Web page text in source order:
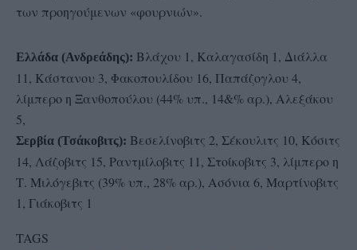
των προηγούμενων «φουρνιών».
Ελλάδα (Ανδρεάδης): Βλάχου 1, Καλαγασίδη 1, Διάλλα
11, Κάστανου 3, Φακοπουλίδου 16, Παπάζογλου 4,
λίμπερο η Ξανθοπούλου (44% υπ., 14&% αρ.), Αλεξάκου
5,
Σερβία (Τσάκοβιτς): Βεσελίνοβιτς 2, Σέκουλιτς 10, Κόσιτς
14, Λάζοβιτς 15, Ραντμίλοβιτς 11, Στοίκοβιτς 3, λίμπερο η
Τ. Μιλόγεβιτς (39% υπ., 28% αρ.), Ασόνια 6, Μαρτίνοβιτς
1, Γιάκοβιτς 1
TAGS